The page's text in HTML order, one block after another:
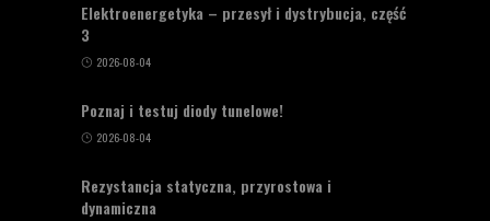
Elektroenergetyka – przesył i dystrybucja, część
3
2026-08-04
Poznaj i testuj diody tunelowe!
2026-08-04
Rezystancja statyczna, przyrostowa i
dynamiczna